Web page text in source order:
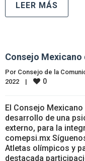
LEER MÁS
Consejo
Por Consejo de la
2022 | 0
El Consejo
desarrollo de una
externo, para la
comepsi.mx
Atletas olímpicos y
destacada